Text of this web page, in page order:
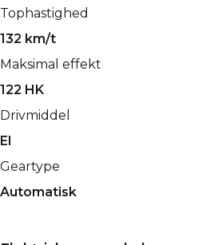
Tophastighed
132 km/t
Maksimal effekt
122 HK
Drivmiddel
El
Geartype
Automatisk